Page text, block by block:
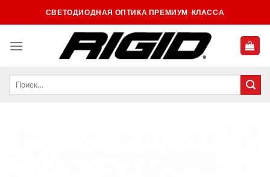
to
СВЕТОДИОДНАЯ ОПТИКА ПРЕМИУМ-КЛАССА